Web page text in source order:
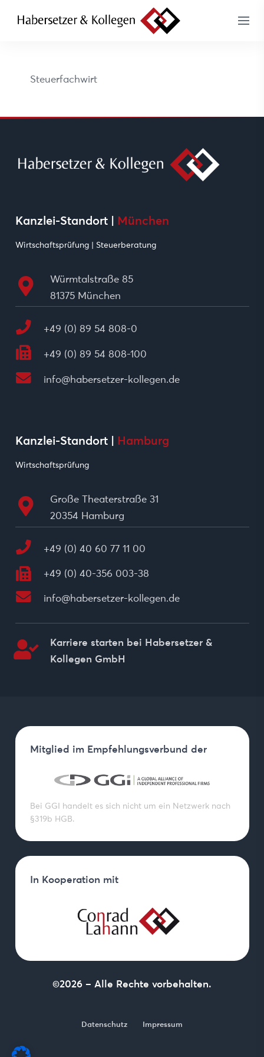
Steuerfachwirt
Kanzlei-Standort | München
Wirtschaftsprüfung | Steuerberatung
Würmtalstraße 85
81375 München
+49 (0) 89 54 808-0
+49 (0) 89 54 808-100
info@habersetzer-kollegen.de
Kanzlei-Standort | Hamburg
Wirtschaftsprüfung
Große Theaterstraße 31
20354 Hamburg
+49 (0) 40 60 77 11 00
+49 (0) 40-356 003-38
info@habersetzer-kollegen.de
Karriere starten bei Habersetzer &
Kollegen GmbH
Mitglied im Empfehlungsverbund der
Bei GGI handelt es sich nicht um ein Netzwerk nach
§319b HGB.
In Kooperation mit
©2026 – Alle Rechte vorbehalten.
Datenschutz Impressum